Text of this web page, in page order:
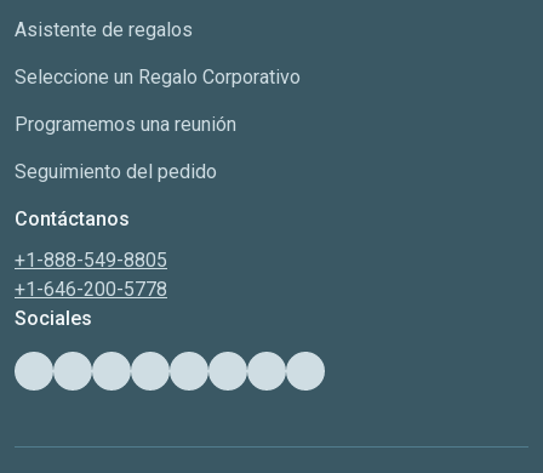
Asistente de regalos
Seleccione un Regalo Corporativo
Programemos una reunión
Seguimiento del pedido
Contáctanos
+1-888-549-8805
+1-646-200-5778
Sociales